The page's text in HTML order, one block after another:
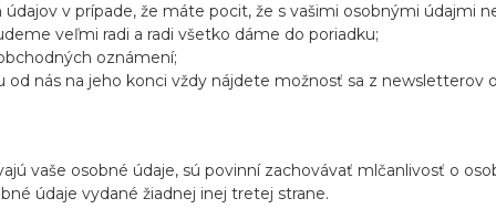
v prípade, že máte pocit, že s vašimi osobnými údajmi
veľmi radi a radi všetko dáme do poriadku;
oznámení;
nás na jeho konci vždy nájdete možnosť sa z newsletterov
vaše osobné údaje, sú povinní zachovávať mlčanlivosť o
údaje vydané žiadnej inej tretej strane.